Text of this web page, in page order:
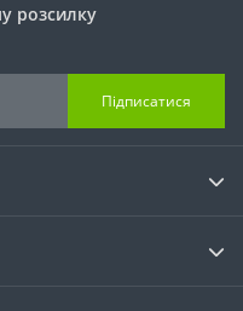
розсилку
Підписатися